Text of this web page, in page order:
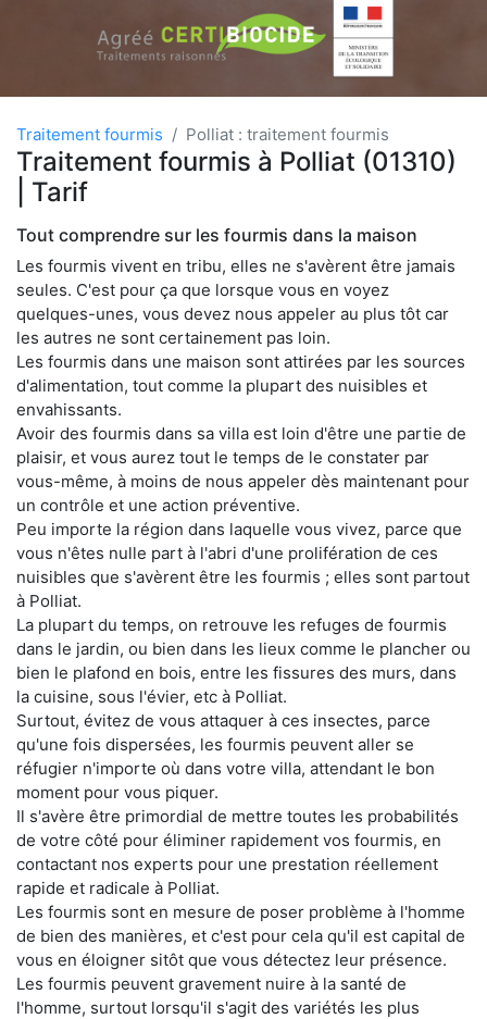
Traitement fourmis Polliat : traitement fourmis
Traitement fourmis à Polliat (01310)
| Tarif
Tout comprendre sur les fourmis dans la maison
Les fourmis vivent en tribu, elles ne s'avèrent être jamais
seules. C'est pour ça que lorsque vous en voyez
quelques-unes, vous devez nous appeler au plus tôt car
les autres ne sont certainement pas loin.
Les fourmis dans une maison sont attirées par les sources
d'alimentation, tout comme la plupart des nuisibles et
envahissants.
Avoir des fourmis dans sa villa est loin d'être une partie de
plaisir, et vous aurez tout le temps de le constater par
vous-même, à moins de nous appeler dès maintenant pour
un contrôle et une action préventive.
Peu importe la région dans laquelle vous vivez, parce que
vous n'êtes nulle part à l'abri d'une prolifération de ces
nuisibles que s'avèrent être les fourmis ; elles sont partout
à Polliat.
La plupart du temps, on retrouve les refuges de fourmis
dans le jardin, ou bien dans les lieux comme le plancher ou
bien le plafond en bois, entre les fissures des murs, dans
la cuisine, sous l'évier, etc à Polliat.
Surtout, évitez de vous attaquer à ces insectes, parce
qu'une fois dispersées, les fourmis peuvent aller se
réfugier n'importe où dans votre villa, attendant le bon
moment pour vous piquer.
Il s'avère être primordial de mettre toutes les probabilités
de votre côté pour éliminer rapidement vos fourmis, en
contactant nos experts pour une prestation réellement
rapide et radicale à Polliat.
Les fourmis sont en mesure de poser problème à l'homme
de bien des manières, et c'est pour cela qu'il est capital de
vous en éloigner sitôt que vous détectez leur présence.
Les fourmis peuvent gravement nuire à la santé de
l'homme, surtout lorsqu'il s'agit des variétés les plus